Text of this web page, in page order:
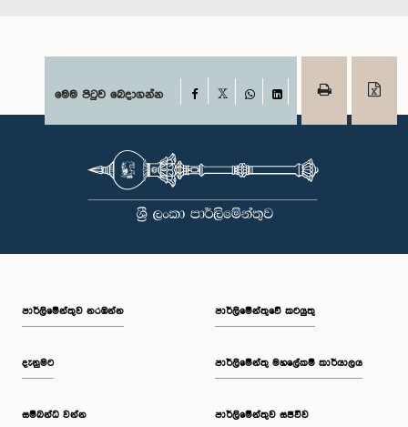
මෙම පිටුව බෙදාගන්න Facebook
WhatsAppLinkedIn
පාර්ලි‌මේන්තුව නරඹන්න
දැනුමට
සම්බන්ධ වන්න
පාර්ලිමේන්තුවේ කටයුතු
පාර්ලිමේන්තු මහලේකම් කාර්යාලය
පාර්ලිමේන්තුව සජීවීව